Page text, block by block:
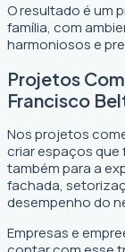
O resultado é um
família, com
harmoniosos e
Projetos
Francisco
Nos projetos
criar espaços que
também para a
fachada,
desempenho do
Empresas e